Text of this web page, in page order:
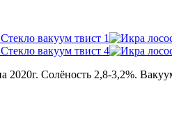
2020г. Солёность 2,8-3,2%.